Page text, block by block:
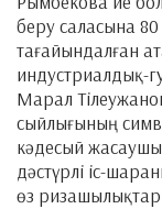
беру саласына
тағайындалған
индустриалдық-
Марал
сыйлығының
кәдесый
дәстүрлі іс-
өз